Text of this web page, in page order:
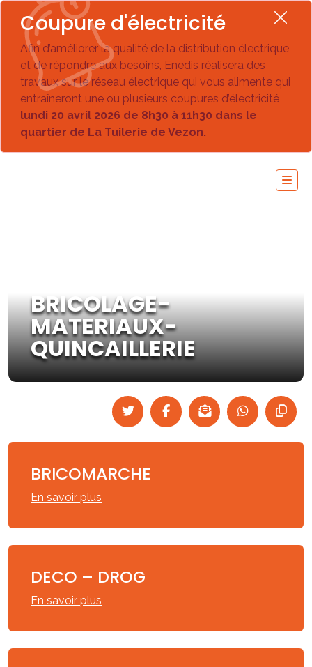
Coupure d'électricité
Afin d’améliorer la qualité de la distribution électrique
et de répondre aux besoins, Enedis réalisera des
travaux sur le réseau électrique qui vous alimente qui
entraîneront une ou plusieurs coupures d’électricité
lundi 20 avril 2026 de 8h30 à 11h30 dans le
quartier de La Tuilerie de Vezon.
BRICOLAGE-
MATERIAUX-
QUINCAILLERIE
BRICOMARCHE
En savoir plus
DECO – DROG
En savoir plus